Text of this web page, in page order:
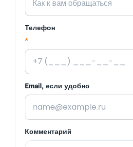
Телефон
*
Email, если удобно
Комментарий